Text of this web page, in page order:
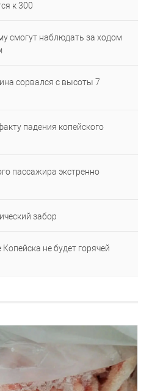
к 300
смогут наблюдать за ходом
сорвался с высоты 7
падения копейского
пассажира экстренно
забор
не будет горячей